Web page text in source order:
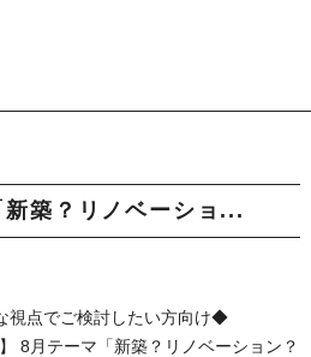
築？リノベーショ...
視点でご検討したい方向け◆
8月テーマ「新築？リノベーション？